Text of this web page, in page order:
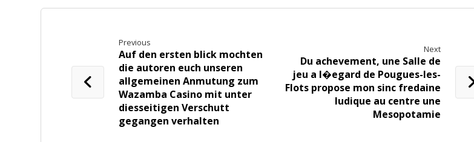
Previous
Auf den ersten blick mochten
die autoren euch unseren
allgemeinen Anmutung zum
Wazamba Casino mit unter
diesseitigen Verschutt
gegangen verhalten
Next
Du achevement, une Salle de
jeu a l�egard de Pougues-les-
Flots propose mon sinc fredaine
ludique au centre une
Mesopotamie